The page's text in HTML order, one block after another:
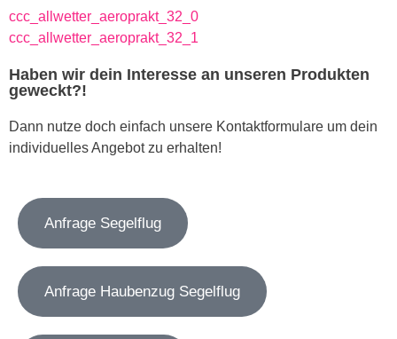
ccc_allwetter_aeroprakt_32_0
ccc_allwetter_aeroprakt_32_1
Haben wir dein Interesse an unseren Produkten
geweckt?!
Dann nutze doch einfach unsere Kontaktformulare um dein
individuelles Angebot zu erhalten!
Anfrage Segelflug
Anfrage Haubenzug Segelflug